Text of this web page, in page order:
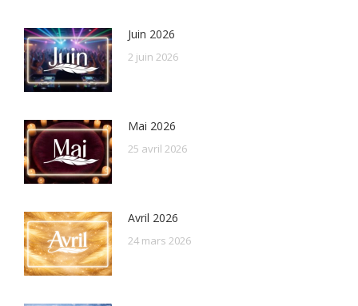
Juin 2026
2 juin 2026
Mai 2026
25 avril 2026
Avril 2026
24 mars 2026